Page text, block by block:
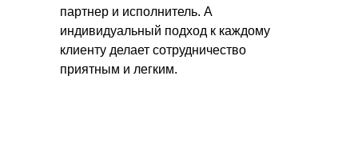
партнер и исполнитель. А
индивидуальный подход к каждому
клиенту делает сотрудничество
приятным и легким.